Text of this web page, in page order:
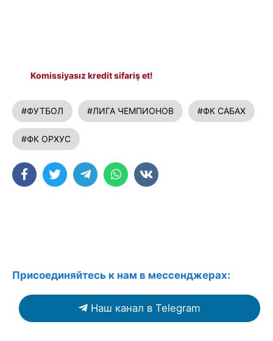
Komissiyasız kredit sifariş et!
#ФУТБОЛ #ЛИГА ЧЕМПИОНОВ #ФК САБАХ
#ФК ОРХУС
Присоединяйтесь к нам в мессенджерах:
Наш канал в Telegram